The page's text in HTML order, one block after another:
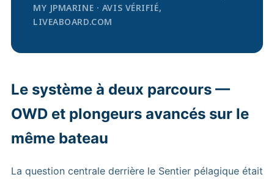
MY JPMARINE · AVIS VÉRIFIÉ,
LIVEABOARD.COM
Le système à deux parcours —
OWD et plongeurs avancés sur le
même bateau
La question centrale derrière le Sentier pélagique était